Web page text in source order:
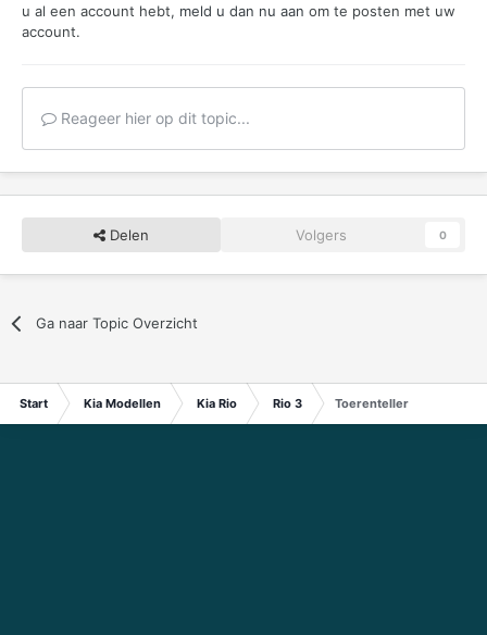
u al een account hebt, meld u dan nu aan om te posten met uw
account.
Reageer hier op dit topic...
Delen Volgers 0
Ga naar Topic Overzicht
Start Kia Modellen Kia Rio Rio 3 Toerenteller